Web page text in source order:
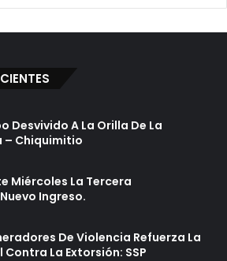
Desvivido A La Orilla De La
– Chiquimitio
Miércoles La Tercera
Ingreso.
De Violencia Refuerza La
La Extorsión: SSP